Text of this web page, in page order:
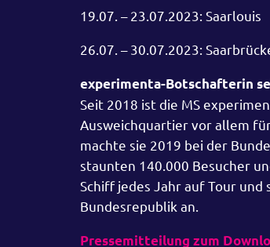
19.07. – 23.07.2023: Saarlouis
26.07. – 30.07.2023:
experimenta-Botschafterin
Seit 2018 ist die MS
Ausweichquartier vor allem
machte sie 2019 bei der
staunten 140.000 Besucher
Schiff jedes Jahr auf Tour
Bundesrepublik an.
Pressemitteilung zum